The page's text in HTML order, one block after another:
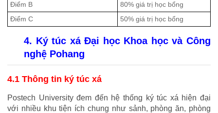
Điểm B
80% giá trị học bổng
Điểm C
50% giá trị học bổng
4. Ký túc xá Đại học Khoa học và Công
nghệ Pohang
4.1 Thông tin ký túc xá
Postech University đem đến hệ thống ký túc xá hiện đại
với nhiều khu tiện ích chung như sảnh, phòng ăn, phòng